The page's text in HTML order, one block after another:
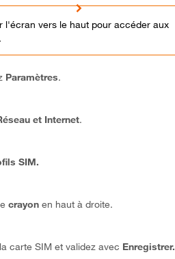
l'écran vers le haut pour accéder aux
Paramètres.
et Internet.
SIM.
crayonen haut à droite.
carte SIM et validez avec Enregistrer.